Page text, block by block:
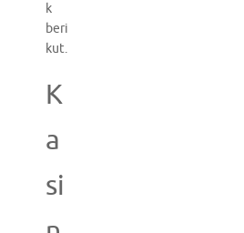
k
beri
kut.
K
a
si